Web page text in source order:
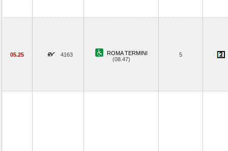
05.25 4163
ROMA TERMINI
(08.47)
5